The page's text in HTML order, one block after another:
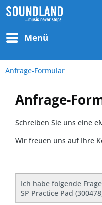
Menü
Anfrage-Formular
Anfrage-
Schreiben Sie uns eine
Wir freuen uns auf Ihre